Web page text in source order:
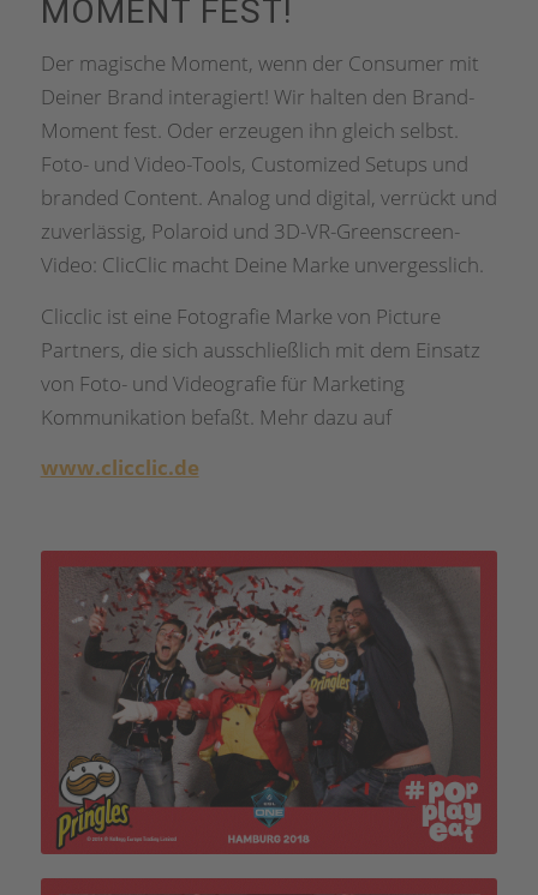
MOMENT FEST!
Der magische Moment, wenn der Consumer mit
Deiner Brand interagiert! Wir halten den Brand-
Moment fest. Oder erzeugen ihn gleich selbst.
Foto- und Video-Tools, Customized Setups und
branded Content. Analog und digital, verrückt und
zuverlässig, Polaroid und 3D-VR-Greenscreen-
Video: ClicClic macht Deine Marke unvergesslich.
Clicclic ist eine Fotografie Marke von Picture
Partners, die sich ausschließlich mit dem Einsatz
von Foto- und Videografie für Marketing
Kommunikation befaßt. Mehr dazu auf
www.clicclic.de